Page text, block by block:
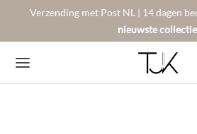
Verzending met Post NL | 14 dagen
nieuwste collectie